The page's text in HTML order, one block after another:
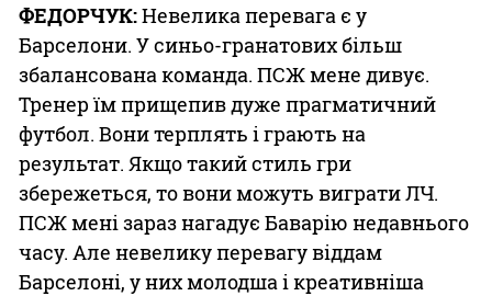
ФЕДОРЧУК:Невелика перевага є у
Барселони. У синьо-гранатових більш
збалансована команда. ПСЖ мене дивує.
Тренер їм прищепив дуже прагматичний
футбол. Вони терплять і грають на
результат. Якщо такий стиль гри
збережеться, то вони можуть виграти ЛЧ.
ПСЖ мені зараз нагадує Баварію недавнього
часу. Але невелику перевагу віддам
Барселоні, у них молодша і креативніша